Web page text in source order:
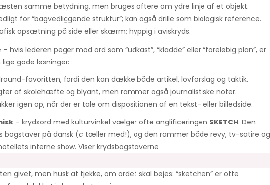
samme betydning, men bruges oftere om ydre linje af et objekt.
for “bagvedliggende struktur”; kan også drille som biologisk reference.
opsætning på side eller skærm; hyppig i aviskryds.
– hvis lederen peger mod ord som “udkast”, “kladde” eller “foreløbig plan”, er
gode løsninger:
favoritten, fordi den kan dække både artikel, lovforslag og taktik.
af skolehæfte og blyant, men rammer også journalistiske noter.
igen op, når der er tale om dispositionen af en tekst- eller billedside.
– krydsord med kulturvinkel vælger ofte anglificeringen SKETCH. Den
bogstaver på dansk (c tæller med!), og den rammer både revy, tv-satire og
interne show. Viser krydsbogstaverne
givet, men husk at tjekke, om ordet skal bøjes: “sketchen” er otte